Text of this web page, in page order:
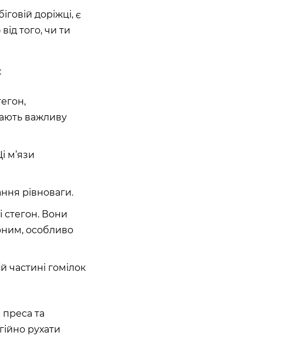
доріжці, є
того, чи ти
важливу
м’язи
рівноваги.
стегон. Вони
особливо
частині гомілок
преса та
рухати